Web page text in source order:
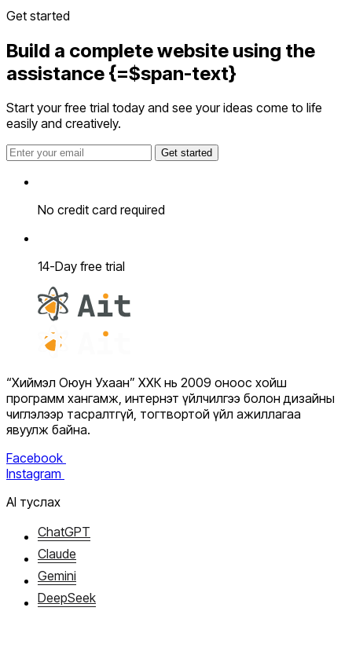
Get started
Build a complete website using the
assistance {=$span-text}
Start your free trial today and see your ideas come to life
easily and creatively.
Get started
No credit card required
14-Day free trial
“Хиймэл Оюун Ухаан” ХХК нь 2009 оноос хойш
программ хангамж, интернэт үйлчилгээ болон дизайны
чиглэлээр тасралтгүй, тогтвортой үйл ажиллагаа
явуулж байна.
Facebook
Instagram
AI туслах
ChatGPT
Claude
Gemini
DeepSeek